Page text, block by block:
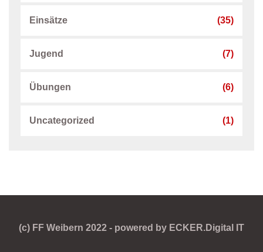
Einsätze (35)
Jugend (7)
Übungen (6)
Uncategorized (1)
(c) FF Weibern 2022 - powered by ECKER.Digital IT